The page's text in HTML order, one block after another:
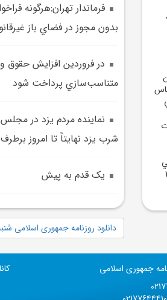
اول حدود 20
فرماندار تهران:هرگونه
بدون مجوز در فضاي باز
در فروردين افزايش حقوق
متناسب‌سازي پرداخت شود
نماينده مردم يزد در
شرب يزد نهايتاً تا امروز
يک قدم به پيش
دانلود روزنامه جمهوری اسلامی شنبه 1404/01/16 شماره
جمهوری اسلامی